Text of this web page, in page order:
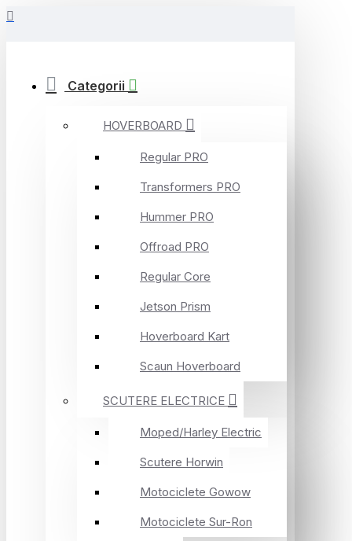
Categorii
HOVERBOARD
Regular PRO
Transformers PRO
Hummer PRO
Offroad PRO
Regular Core
Jetson Prism
Hoverboard Kart
Scaun Hoverboard
SCUTERE ELECTRICE
Moped/Harley Electric
Scutere Horwin
Motociclete Gowow
Motociclete Sur-Ron